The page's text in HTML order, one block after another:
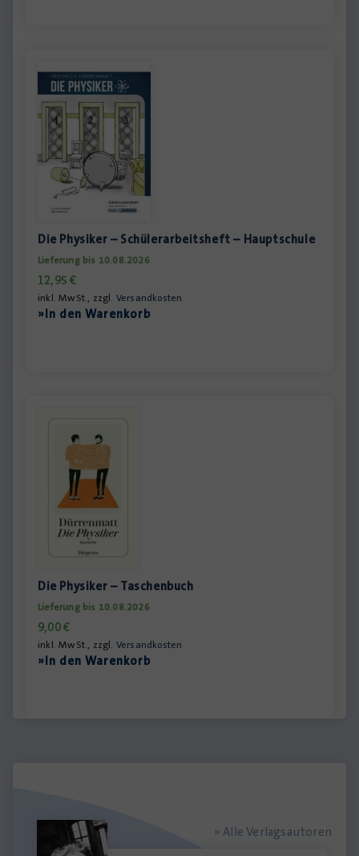
Die Physiker – Schülerarbeitsheft – Hauptschule
Lieferung bis 10.08.2026
12,95€
inkl. MwSt., zzgl. Versandkosten
»In den Warenkorb
Die Physiker – Taschenbuch
Lieferung bis 10.08.2026
9,00€
inkl. MwSt., zzgl. Versandkosten
»In den Warenkorb
» Alle Verlagsautoren